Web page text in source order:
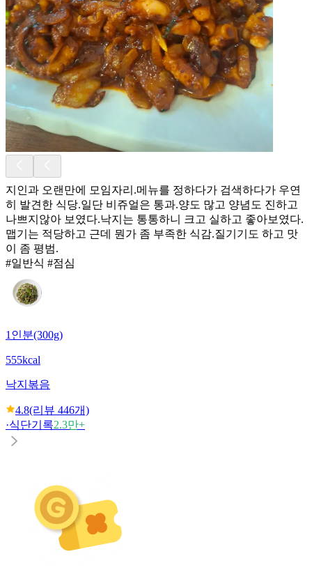
지인과 오랜만에 모임자리.메뉴를 정하다가 검색하다가 우연
히 발견한 식당.일단 비쥬얼은 통과.양도 많고 양념도 진하고
나쁘지않아 보였다.낙지는 통통하니 크고 실하고 좋아보였다.
맵기는 적당하고 근데 뭔가 좀 부족한 식감.질기기도 하고 맛
이 좀 평범.
#일반식 #점심
1인분(300g)
555kcal
낙지볶음
4.8(리뷰 446개)
·식단기록2.3만+